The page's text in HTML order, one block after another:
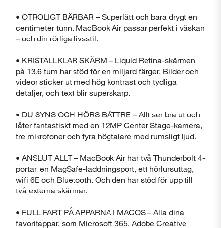
• OTROLIGT BÄRBAR – Superlätt och bara drygt en
centimeter tunn. MacBook Air passar perfekt i väskan
– och din rörliga livsstil.
• KRISTALLKLAR SKÄRM – Liquid Retina-skärmen
på 13,6 tum har stöd för en miljard färger. Bilder och
videor sticker ut med hög kontrast och tydliga
detaljer, och text blir superskarp.
• DU SYNS OCH HÖRS BÄTTRE – Allt ser bra ut och
låter fantastiskt med en 12MP Center Stage-kamera,
tre mikrofoner och fyra högtalare med rumsligt ljud.
• ANSLUT ALLT – MacBook Air har två Thunderbolt 4-
portar, en MagSafe-laddningsport, ett hörlursuttag,
wifi 6E och Bluetooth. Och den har stöd för upp till
två externa skärmar.
• FULL FART PÅ APPARNA I MACOS – Alla dina
favoritappar, som Microsoft 365, Adobe Creative